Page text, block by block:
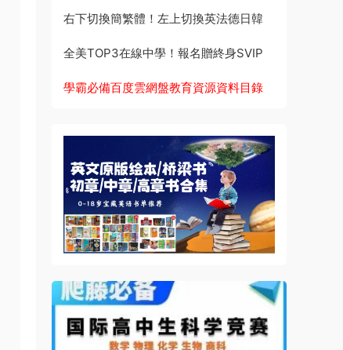
右下切換簡繁體！左上切換英法德日韓
全美TOP3在線中學！報名贈終身SVIP
學霸必備百度雲網盤教育資源資料目錄